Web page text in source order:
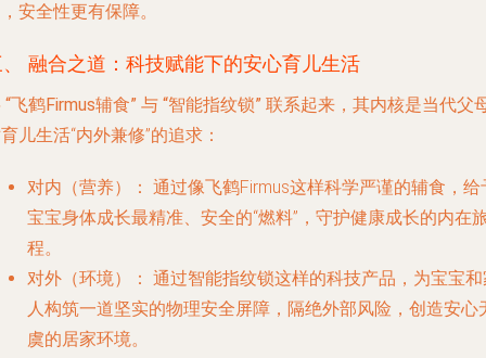
安全性更有保障。
融合之道：科技赋能下的安心育儿生活
“飞鹤Firmus辅食” 与 “智能指纹锁” 联系起来，其内核是当代父
儿生活“内外兼修”的追求：
对内（营养）： 通过像飞鹤Firmus这样科学严谨的辅食，给
宝宝身体成长最精准、安全的“燃料”，守护健康成长的内在
程。
对外（环境）： 通过智能指纹锁这样的科技产品，为宝宝
人构筑一道坚实的物理安全屏障，隔绝外部风险，创造安心
虞的居家环境。